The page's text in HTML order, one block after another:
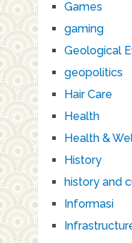
Games
gaming
Geological
geopolitics
Hair Care
Health
Health &
History
history and
Informasi